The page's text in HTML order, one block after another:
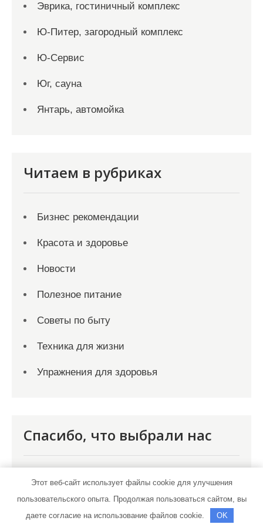
Эврика, гостиничный комплекс
Ю-Питер, загородный комплекс
Ю-Сервис
Юг, сауна
Янтарь, автомойка
Читаем в рубриках
Бизнес рекомендации
Красота и здоровье
Новости
Полезное питание
Советы по быту
Техника для жизни
Упражнения для здоровья
Спасибо, что выбрали нас
Этот веб-сайт использует файлы cookie для улучшения
пользовательского опыта. Продолжая пользоваться сайтом, вы
даете согласие на использование файлов cookie.
OK